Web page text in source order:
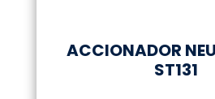
ACCIONADOR
ST131